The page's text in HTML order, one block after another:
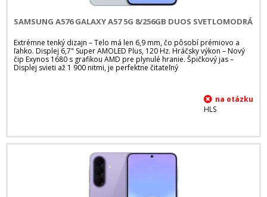
SAMSUNG A576 GALAXY A57 5G 8/256GB DUOS SVETLOMODRÁ
Extrémne tenký dizajn – Telo má len 6,9 mm, čo pôsobí prémiovo a
ľahko. Displej 6,7" Super AMOLED Plus, 120 Hz. Hráčsky výkon – Nový
čip Exynos 1680 s grafikou AMD pre plynulé hranie. Špičkový jas –
Displej svieti až 1 900 nitmi, je perfektne čitateľný
HLS